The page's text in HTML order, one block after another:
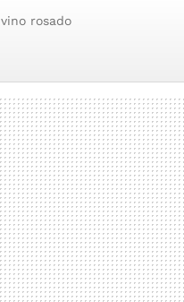
vino rosado